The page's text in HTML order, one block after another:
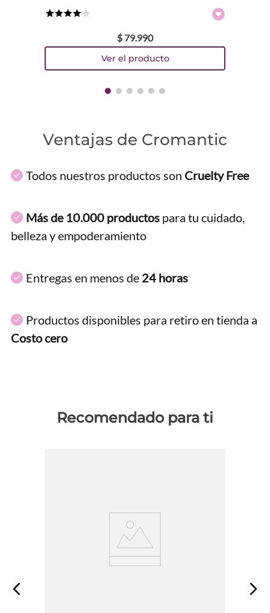
$ 79.990
Ventajas de Cromantic
Todos nuestros productos son Cruelty Free
Más de 10.000 productos para tu cuidado,
belleza y empoderamiento
Entregas en menos de 24 horas
Productos disponibles para retiro en tienda a
Costo cero
Recomendado para ti